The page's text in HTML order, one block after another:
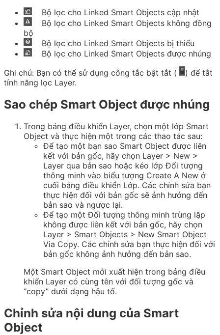
Bộ lọc cho Linked Smart Objects cập nhật
Bộ lọc cho Linked Smart Objects không đồng
bộ
Bộ lọc cho Linked Smart Objects bị thiếu
Bộ lọc cho Linked Smart Objects được nhúng
Ghi chú: Bạn có thể sử dụng công tắc bật tắt (
) để tắt
tính năng lọc Layer.
Sao chép Smart Object được nhúng
Trong bảng điều khiển Layer, chọn một lớp Smart
Object và thực hiện một trong các thao tác sau:
Để tạo một bạn sao Smart Object được liên
kết với bản gốc, hãy chọn Layer > New >
Layer qua bản sao hoặc kéo lớp Đối tượng
thông minh vào biểu tượng Create A New ở
cuối bảng điều khiển Lớp. Các chỉnh sửa bạn
thực hiện đối với bản gốc sẽ ảnh hưởng đến
bản sao và ngược lại.
Để tạo một Đối tượng thông minh trùng lặp
không được liên kết với bản gốc, hãy chọn
Layer > Smart Objects > New Smart Object
Via Copy. Các chỉnh sửa bạn thực hiện đối với
bản gốc không ảnh hưởng đến bản sao.
Một Smart Object mới xuất hiện trong bảng điều
khiển Layer có cùng tên với đối tượng gốc và
“copy” dưới dạng hậu tố.
Chỉnh sửa nội dung của Smart
Object